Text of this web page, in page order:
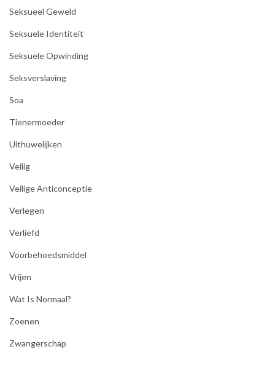
Seksueel Geweld
Seksuele Identiteit
Seksuele Opwinding
Seksverslaving
Soa
Tienermoeder
Uithuwelijken
Veilig
Veilige Anticonceptie
Verlegen
Verliefd
Voorbehoedsmiddel
Vrijen
Wat Is Normaal?
Zoenen
Zwangerschap